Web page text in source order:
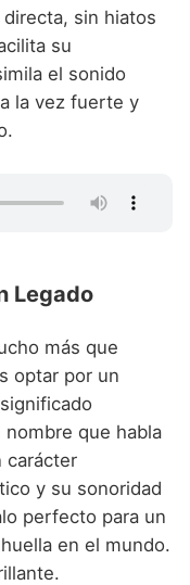
sin hiatos
su
el sonido
la vez fuerte y
Legado
más que
optar por un
que habla
carácter
y su sonoridad
perfecto para un
en el mundo.